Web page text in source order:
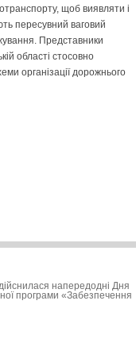
щоб виявляти і
пересувний ваговий
Представники
області стосовно
організації дорожнього
напередодні Дня
програми «Забезпечення